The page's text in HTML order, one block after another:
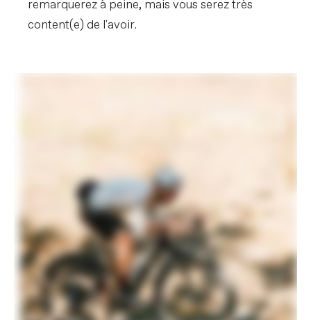
remarquerez à peine, mais vous serez très
content(e) de l'avoir.